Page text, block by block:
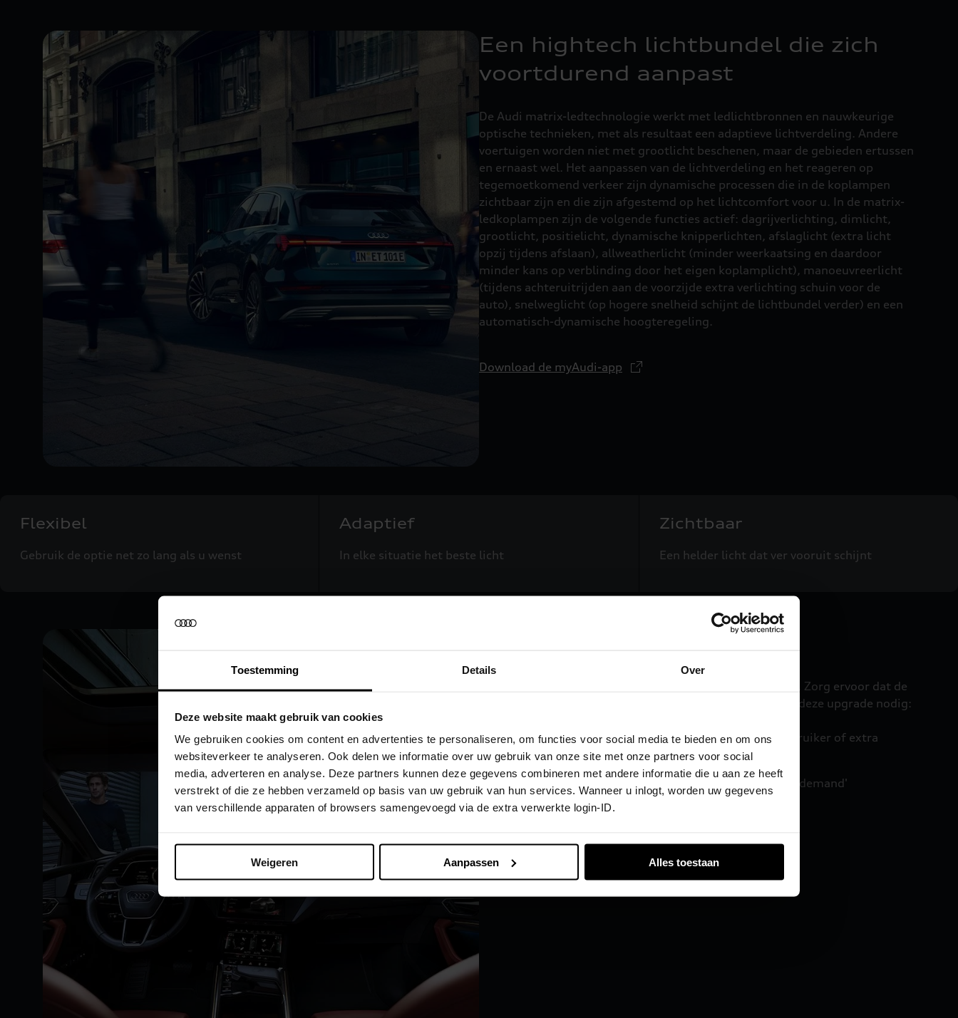
Toestemming Details Over
Deze website maakt gebruik van cookies
We gebruiken cookies om content en advertenties te personaliseren, om functies voor social media te bieden en om ons
websiteverkeer te analyseren. Ook delen we informatie over uw gebruik van onze site met onze partners voor social
media, adverteren en analyse. Deze partners kunnen deze gegevens combineren met andere informatie die u aan ze heeft
verstrekt of die ze hebben verzameld op basis van uw gebruik van hun services. Wanneer u inlogt, worden uw gegevens
van verschillende apparaten of browsers samengevoegd via de extra verwerkte login-ID.
Weigeren Aanpassen Alles toestaan
Een hightech lichtbundel die zich
voortdurend aanpast
De Audi matrix-ledtechnologie werkt met ledlichtbronnen en nauwkeurige
optische technieken, met als resultaat een adaptieve lichtverdeling. Andere
voertuigen worden niet met grootlicht beschenen, maar de gebieden ertussen
en ernaast wel. Het aanpassen van de lichtverdeling en het reageren op
tegemoetkomend verkeer zijn dynamische processen die in de koplampen
zichtbaar zijn en die zijn afgestemd op het lichtcomfort voor u. In de matrix-
ledkoplampen zijn de volgende functies actief: dagrijverlichting, dimlicht,
grootlicht, positielicht, dynamische knipperlichten, afslaglicht (extra licht
opzij tijdens afslaan), allweatherlicht (minder weerkaatsing en daardoor
minder kans op verblinding door het eigen koplamplicht), manoeuvreerlicht
(tijdens achteruitrijden aan de voorzijde extra verlichting schuin voor de
auto), snelweglicht (op hogere snelheid schijnt de lichtbundel verder) en een
automatisch-dynamische hoogteregeling.
Download de myAudi-app
Flexibel
Gebruik de optie net zo lang als u wenst
Adaptief
In elke situatie het beste licht
Zichtbaar
Een helder licht dat ver vooruit schijnt
De grootlichtassistent kan heel snel in uw Audi actief zijn. Zorg ervoor dat de
myAudi-app op uw smartphone staat. Verder hebt u voor deze upgrade nodig:
›
een geverifieerd myAudi-account met u als hoofdgebruiker of extra
gebruiker
›
een Audi die af fabriek is voorbereid op 'functions on demand'